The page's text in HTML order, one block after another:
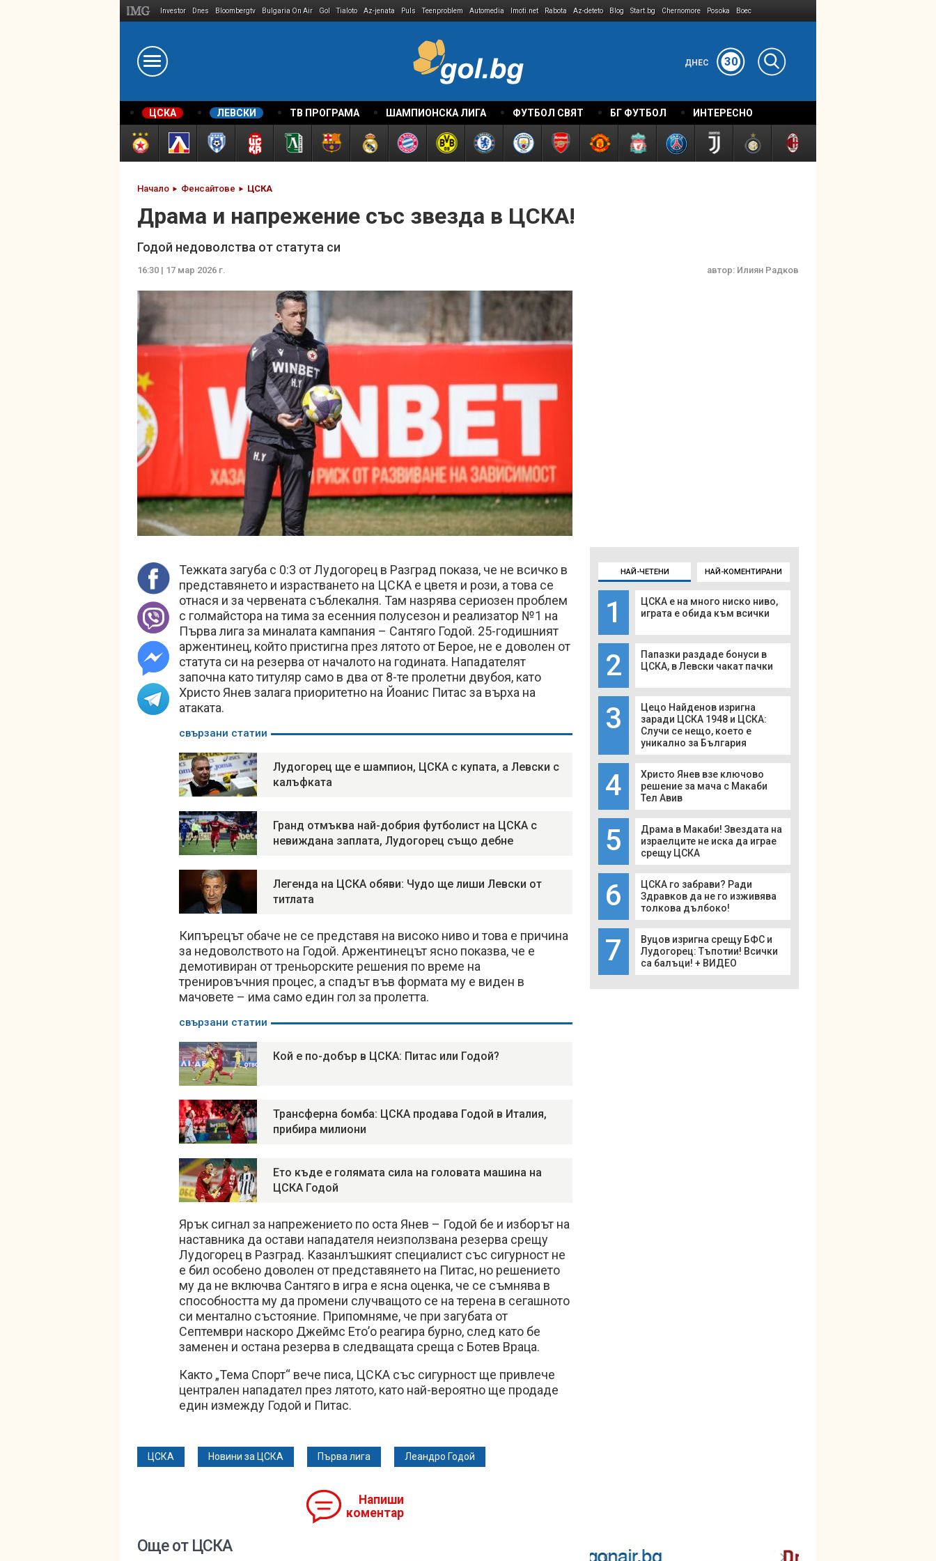
Investor Dnes Bloombergtv Bulgaria On Air Gol Tialoto Az-jenata Puls Teenproblem Automedia Imoti.net Rabota Az-deteto Blog Start.bg Chernomore Posoka Boec
ДНЕС 30
ЦСКА ЛЕВСКИ ТВ ПРОГРАМА ШАМПИОНСКА ЛИГА ФУТБОЛ СВЯТ БГ ФУТБОЛ ИНТЕРЕСНО
Начало Фенсайтове ЦСКА
Драма и напрежение със звезда в ЦСКА!
Годой недоволства от статута си
16:30 | 17 мар 2026 г. автор: Илиян Радков
Тежката загуба с 0:3 от Лудогорец в Разград показа, че не всичко в
представянето и израстването на ЦСКА е цветя и рози, а това се
отнася и за червената съблекалня. Там назрява сериозен проблем
с голмайстора на тима за есенния полусезон и реализатор №1 на
Първа лига за миналата кампания – Сантяго Годой. 25-годишният
аржентинец, който пристигна през лятото от Берое, не е доволен от
статута си на резерва от началото на годината. Нападателят
започна като титуляр само в два от 8-те пролетни двубоя, като
Христо Янев залага приоритетно на Йоанис Питас за върха на
атаката.
свързани статии
Лудогорец ще е шампион, ЦСКА с купата, а Левски с
калъфката
Гранд отмъква най-добрия футболист на ЦСКА с
невиждана заплата, Лудогорец също дебне
Легенда на ЦСКА обяви: Чудо ще лиши Левски от
титлата
Кипърецът обаче не се представя на високо ниво и това е причина
за недоволството на Годой. Аржентинецът ясно показва, че е
демотивиран от треньорските решения по време на
тренировъчния процес, а спадът във формата му е виден в
мачовете – има само един гол за пролетта.
свързани статии
Кой е по-добър в ЦСКА: Питас или Годой?
Трансферна бомба: ЦСКА продава Годой в Италия,
прибира милиони
Ето къде е голямата сила на головата машина на
ЦСКА Годой
Ярък сигнал за напрежението по оста Янев – Годой бе и изборът на
наставника да остави нападателя неизползвана резерва срещу
Лудогорец в Разград. Казанлъшкият специалист със сигурност не
е бил особено доволен от представянето на Питас, но решението
му да не включва Сантяго в игра е ясна оценка, че се съмнява в
способността му да промени случващото се на терена в сегашното
си ментално състояние. Припомняме, че при загубата от
Септември наскоро Джеймс Ето’о реагира бурно, след като бе
заменен и остана резерва в следващата среща с Ботев Враца.
Както „Тема Спорт“ вече писа, ЦСКА със сигурност ще привлече
централен нападател през лятото, като най-вероятно ще продаде
един измежду Годой и Питас.
ЦСКА Новини за ЦСКА Първа лига Леандро Годой
Напиши
коментар
НАЙ-ЧЕТЕНИ НАЙ-КОМЕНТИРАНИ
1
ЦСКА е на много ниско ниво,
играта е обида към всички
2
Папазки раздаде бонуси в
ЦСКА, в Левски чакат пачки
3
Цецо Найденов изригна
заради ЦСКА 1948 и ЦСКА:
Случи се нещо, което е
уникално за България
4
Христо Янев взе ключово
решение за мача с Макаби
Тел Авив
5
Драма в Макаби! Звездата на
израелците не иска да играе
срещу ЦСКА
6
ЦСКА го забрави? Ради
Здравков да не го изживява
толкова дълбоко!
7
Вуцов изригна срещу БФС и
Лудогорец: Тъпотии! Всички
са балъци! + ВИДЕО
Още от ЦСКА